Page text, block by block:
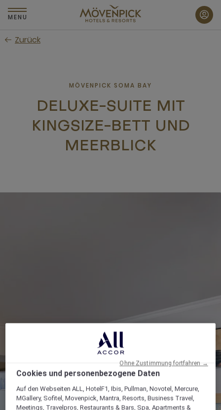
Zum
Hauptinhalt
MENU
Zurück
MÖVENPICK SOMA BAY
DELUXE-SUITE MIT
KINGSIZE-BETT UND
MEERBLICK
Cookies und personenbezogene Daten
Auf den Webseiten ALL, HotelF1, Ibis, Pullman, Novotel, Mercure,
MGallery, Sofitel, Movenpick, Mantra, Resorts, Business Travel,
Meetings, Travelpros, Restaurants & Bars, Spa, Apartments &
Ohne Zustimmung fortfahren →